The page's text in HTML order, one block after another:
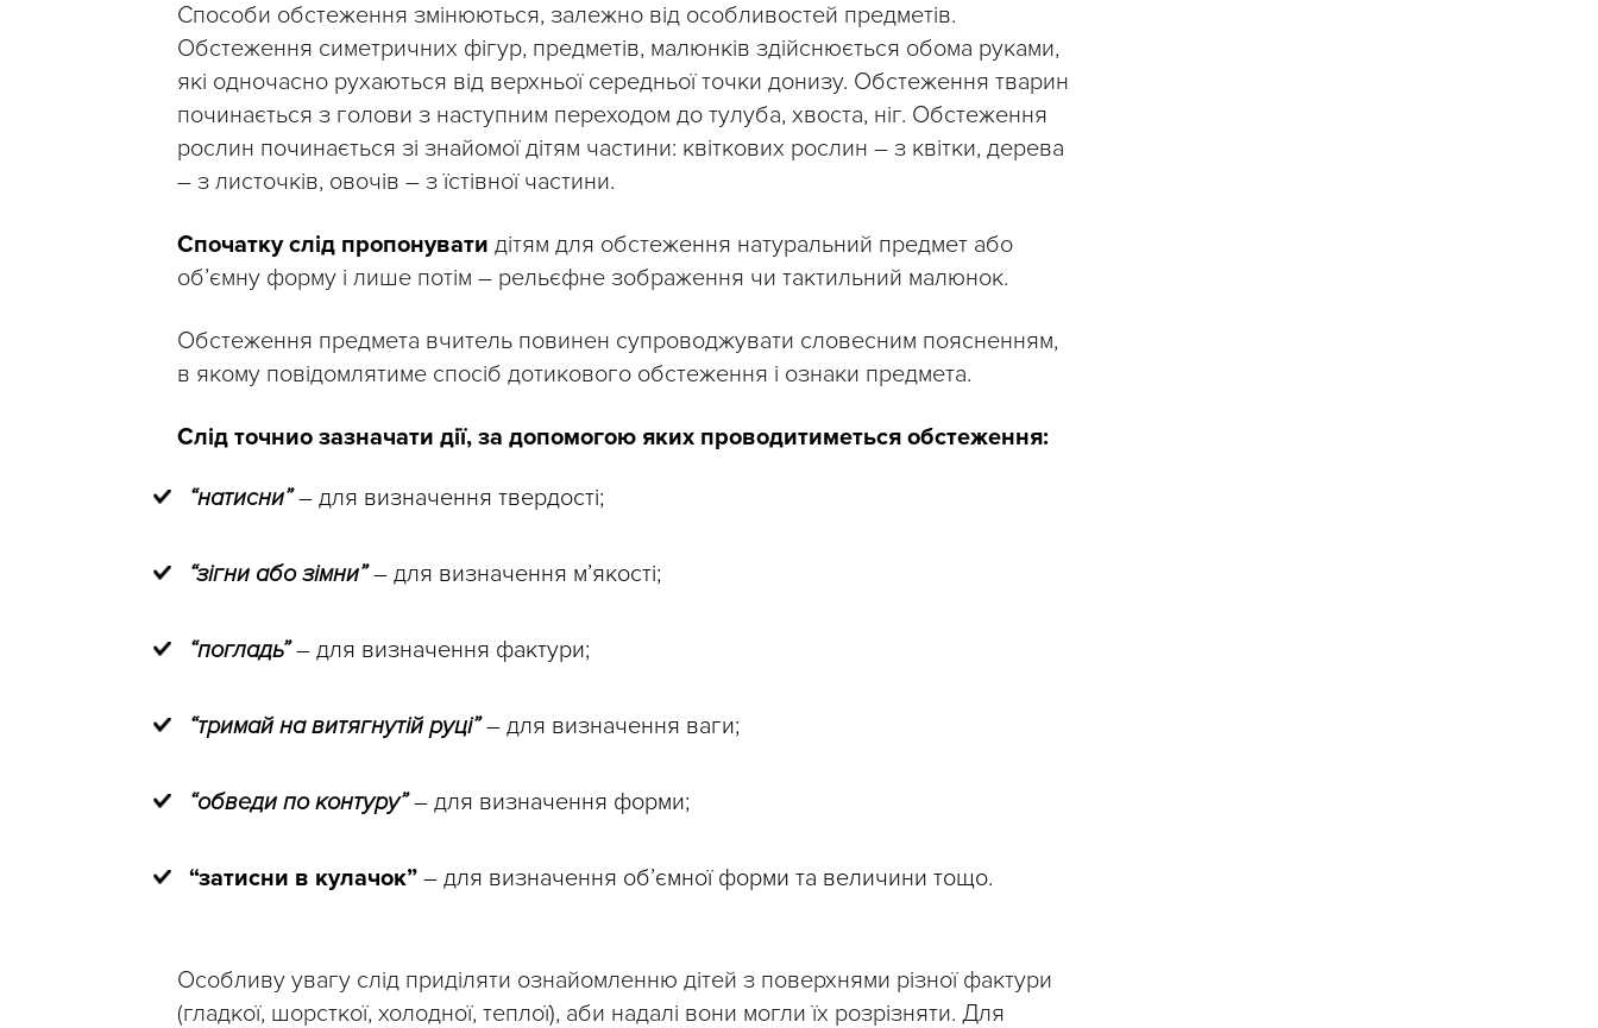
Способи обстеження змінюються, залежно від особливостей предметів.
Обстеження симетричних фігур, предметів, малюнків здійснюється обома руками,
які одночасно рухаються від верхньої середньої точки донизу. Обстеження тварин
починається з голови з наступним переходом до тулуба, хвоста, ніг. Обстеження
рослин починається зі знайомої дітям частини: квіткових рослин – з квітки, дерева
– з листочків, овочів – з їстівної частини.
Спочатку слід пропонувати дітям для обстеження натуральний предмет або
об’ємну форму і лише потім – рельєфне зображення чи тактильний малюнок.
Обстеження предмета вчитель повинен супроводжувати словесним поясненням,
в якому повідомлятиме спосіб дотикового обстеження і ознаки предмета.
Слід точнио зазначати дії, за допомогою яких проводитиметься обстеження:
“натисни”– для визначення твердості;
“зігни або зімни”– для визначення м’якості;
“погладь”– для визначення фактури;
“тримай на витягнутій руці”– для визначення ваги;
“обведи по контуру”– для визначення форми;
“затисни в кулачок” – для визначення об’ємної форми та величини тощо.
Особливу увагу слід приділяти ознайомленню дітей з поверхнями різної фактури
(гладкої, шорсткої, холодної, теплої), аби надалі вони могли їх розрізняти. Для